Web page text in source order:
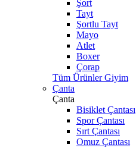
Şort
Tayt
Şortlu Tayt
Mayo
Atlet
Boxer
Çorap
Tüm Ürünler Giyim
Çanta
Çanta
Bisiklet Çantası
Spor Çantası
Sırt Çantası
Omuz Çantası